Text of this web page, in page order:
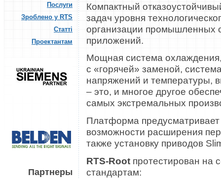
Послуги
Зроблено у RTS
Статті
Проектантам
Партнеры
Компактный
задач уровня
организации промышленных
приложений.
Мощная система
с «горячей» заменой,
напряжений и температуры,
– это, и многое другое
самых экстремальных
Платформа
возможности расширения
также установку приводов
RTS-Root протестирован на
стандартам: